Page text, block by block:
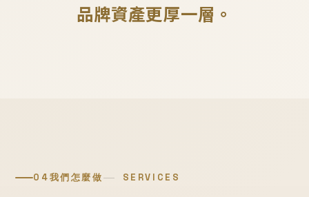
品牌資產更厚一層。
04我們怎麼做 SERVICES